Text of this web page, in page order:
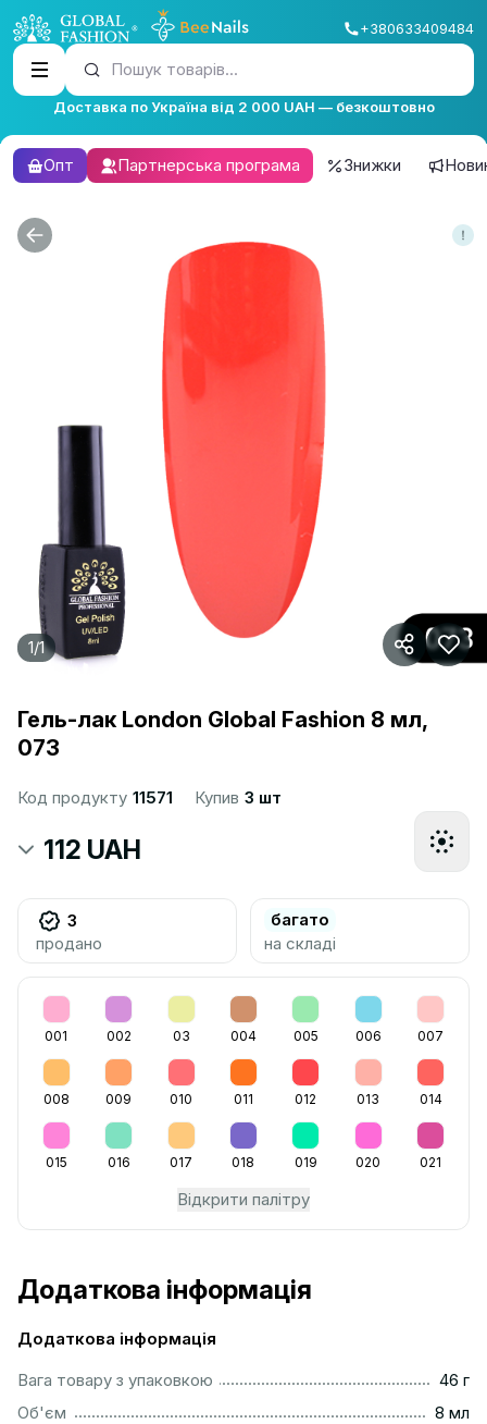
+380633409484
Пошук товарів...
Доставка по Україна від 2 000 UAH — безкоштовно
Опт Партнерська програма Знижки
1/1
Гель-лак London Global Fashion 8 мл,
073
Код продукту 11571 Купив 3 шт
112 UAH
3
продано
багато
на складі
001 002 03 004 005 006 007
008 009 010 011 012 013 014
015 016 017 018 019 020 021
Відкрити палітру
Додаткова інформація
Додаткова інформація
Вага товару з упаковкою
46 г
Об'єм
8 мл